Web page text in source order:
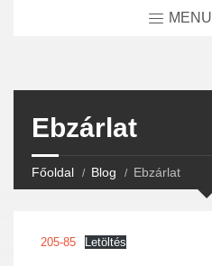
MENU
Ebzárlat
Főoldal Blog Ebzárlat
205-85 Letöltés